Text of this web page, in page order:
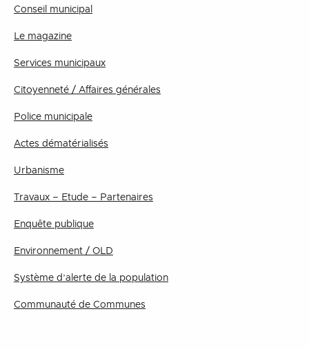
Conseil municipal
Le magazine
Services municipaux
Citoyenneté / Affaires générales
Police municipale
Actes dématérialisés
Urbanisme
Travaux – Etude – Partenaires
Enquête publique
Environnement / OLD
Système d’alerte de la population
Communauté de Communes